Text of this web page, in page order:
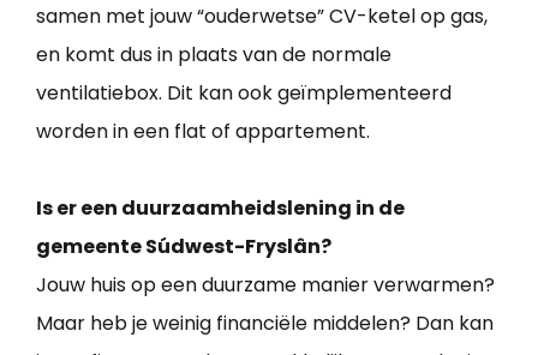
samen met jouw “ouderwetse” CV-ketel op gas,
en komt dus in plaats van de normale
ventilatiebox. Dit kan ook geïmplementeerd
worden in een flat of appartement.
Is er een duurzaamheidslening in de
gemeente Súdwest-Fryslân?
Jouw huis op een duurzame manier verwarmen?
Maar heb je weinig financiële middelen? Dan kan